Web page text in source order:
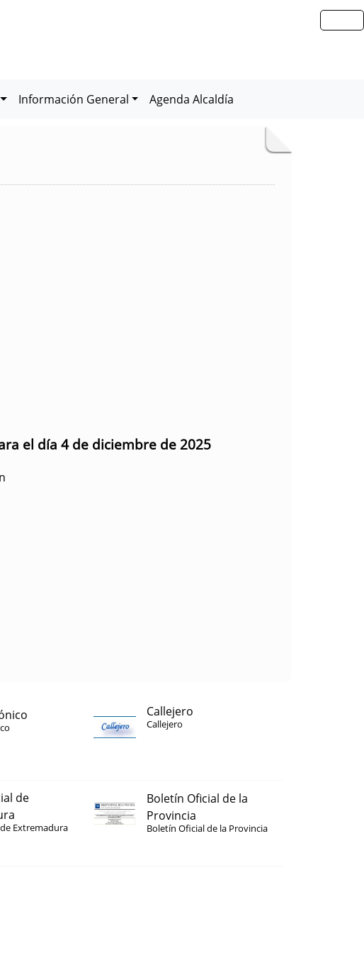
Información General Agenda Alcaldía
el día 4 de diciembre de 2025
Callejero
Callejero
de
Extremadura
Boletín Oficial de la
Provincia
Boletín Oficial de la Provincia